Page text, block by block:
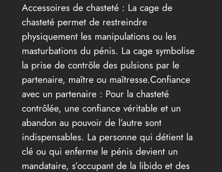
Accessoires de chasteté : La cage de
chasteté permet de restreindre
physiquement les manipulations ou les
masturbations du pénis. La cage symbolise
la prise de contrôle des pulsions par le
partenaire, maître ou maîtresse.Confiance
avec un partenaire : Pour la chasteté
contrôlée, une confiance véritable et un
abandon au pouvoir de l’autre sont
indispensables. La personne qui détient la
clé ou qui enferme le pénis devient un
mandataire, s’occupant de la libido et des